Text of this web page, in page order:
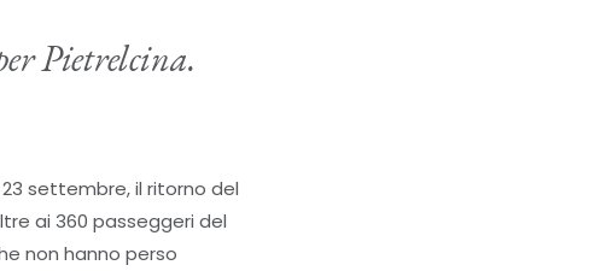
Pietrelcina.
settembre, il ritorno del
ai 360 passeggeri del
non hanno perso